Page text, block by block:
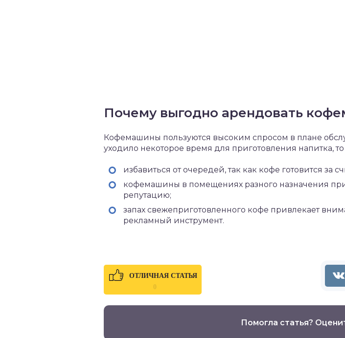
Почему выгодно арендовать
Кофемашины пользуются высоким спросом в плане
уходило некоторое время для приготовления напитка,
избавиться от очередей, так как кофе готовится за
кофемашины в помещениях разного назначения
репутацию;
запах свежеприготовленного кофе привлекает
рекламный инструмент.
ОТЛИЧНАЯ СТАТЬЯ
0
Помогла статья?